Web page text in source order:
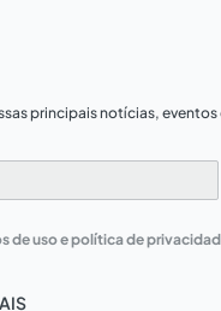
principais notícias,
de uso e política de